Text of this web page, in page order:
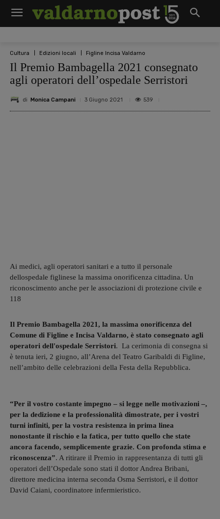
Cultura Edizioni locali Figline Incisa Valdarno
Il Premio Bambagella 2021 consegnato
agli operatori dell’ospedale Serristori
di Monica Campani 3 Giugno 2021 539
Ai medici, agli operatori sanitari e a tutto il personale
dellospedale figlinese la massima onorificenza cittadina. Un
riconoscimento anche per le associazioni di protezione civile e
118
Il Premio Bambagella 2021, la massima onorificenza del
Comune di Figline e Incisa Valdarno, è stato consegnato agli
operatori dell'ospedale Serristori. La cerimonia di consegna si
è tenuta ieri, 2 giugno, all’Arena del Teatro Garibaldi di Figline,
nell’ambito delle celebrazioni della Festa della Repubblica.
“Per il vostro costante impegno – si legge nelle motivazioni –,
per la dedizione e la professionalità dimostrate, per i vostri
turni infiniti, per la vostra resistenza in prima linea
nonostante il rischio e la fatica, per tutto quello che state
ancora facendo, semplicemente grazie. Con profonda stima e
riconoscenza”. A ritirare il Premio in rappresentanza di tutti gli
operatori dell’Ospedale sono stati il dottor Andrea Bribani,
direttore medicina interna seconda Osma Serristori, e il dottor
David Caiani, coordinatore infermieristico.